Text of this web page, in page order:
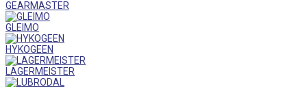
GEARMASTER
GLEIMO
HYKOGEEN
LAGERMEISTER